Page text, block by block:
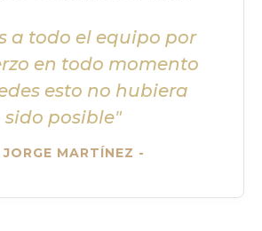
a todo el equipo por
en todo momento
esto no hubiera
sido posible"
JORGE MARTÍNEZ -